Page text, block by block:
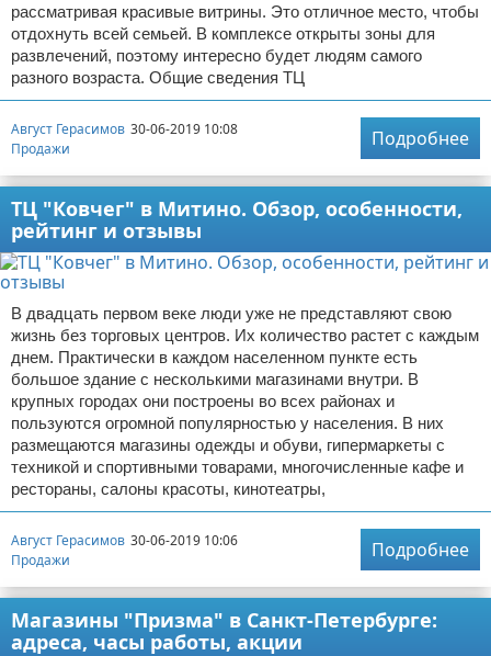
рассматривая красивые витрины. Это отличное место, чтобы
отдохнуть всей семьей. В комплексе открыты зоны для
развлечений, поэтому интересно будет людям самого
разного возраста. Общие сведения ТЦ
Август Герасимов 30-06-2019 10:08
Продажи
Подробнее
ТЦ "Ковчег" в Митино. Обзор, особенности,
рейтинг и отзывы
В двадцать первом веке люди уже не представляют свою
жизнь без торговых центров. Их количество растет с каждым
днем. Практически в каждом населенном пункте есть
большое здание с несколькими магазинами внутри. В
крупных городах они построены во всех районах и
пользуются огромной популярностью у населения. В них
размещаются магазины одежды и обуви, гипермаркеты с
техникой и спортивными товарами, многочисленные кафе и
рестораны, салоны красоты, кинотеатры,
Август Герасимов 30-06-2019 10:06
Продажи
Подробнее
Магазины "Призма" в Санкт-Петербурге:
адреса, часы работы, акции